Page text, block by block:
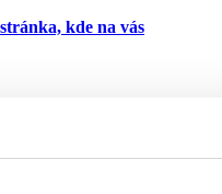
kde na vás